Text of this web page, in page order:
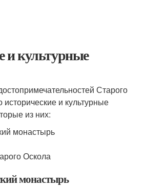
и культурные
Старого
и культурные
из них:
монастырь
Оскола
монастырь